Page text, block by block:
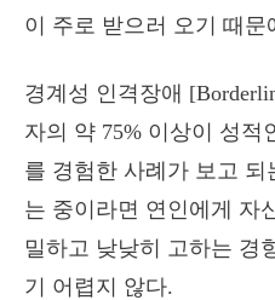
이 주로 받으러 오기 때
경계성 인격장애
자의 약 75% 이상이 성적
를 경험한 사례가 보고
는 중이라면 연인에게 자
밀하고 낮낮히 고하는 경
기 어렵지 않다.